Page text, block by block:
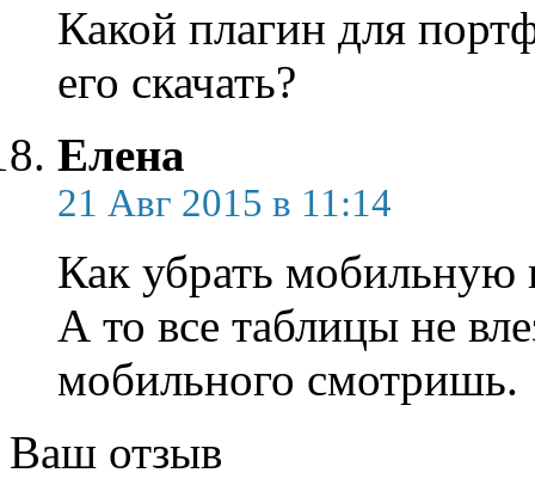
Какой плагин для
его скачать?
Елена
21 Авг 2015 в 11:14
Как убрать мобильную
А то все таблицы не
мобильного смотришь.
Ваш отзыв